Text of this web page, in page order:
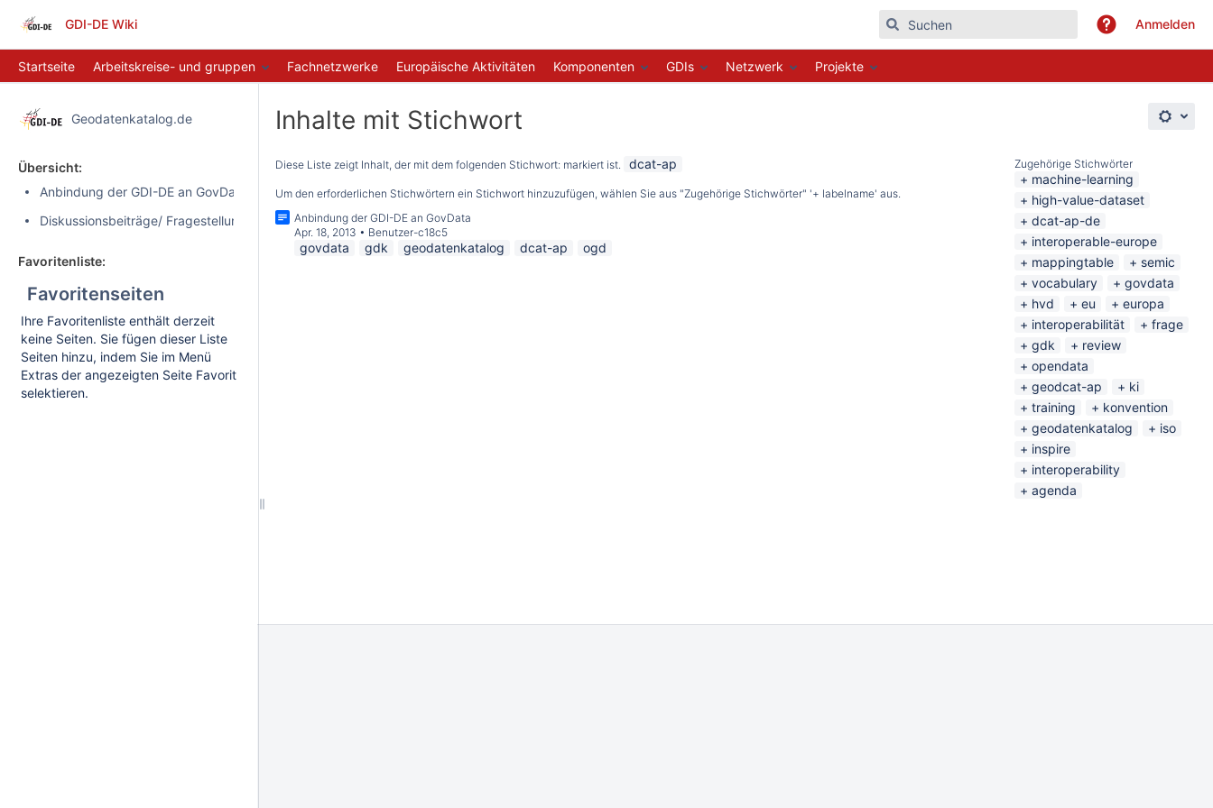
GDI-DE Wiki Anmelden
Startseite Arbeitskreise- und gruppen Fachnetzwerke Europäische Aktivitäten Komponenten GDIs Netzwerk Projekte
Geodatenkatalog.de
Übersicht:
Anbindung der GDI-DE an GovData
Diskussionsbeiträge/ Fragestellungen
Favoritenliste:
Favoritenseiten
Ihre Favoritenliste enthält derzeit
keine Seiten. Sie fügen dieser Liste
Seiten hinzu, indem Sie im Menü
Extras der angezeigten Seite Favorit
selektieren.
Inhalte mit Stichwort
Zugehörige Stichwörter
machine-learning
high-value-dataset
dcat-ap-de
interoperable-europe
mappingtable
semic
vocabulary
govdata
hvd
eu
europa
interoperabilität
frage
gdk
review
opendata
geodcat-ap
ki
training
konvention
geodatenkatalog
iso
inspire
interoperability
agenda
Diese Liste zeigt Inhalt, der mit dem folgenden Stichwort: markiert ist. dcat-ap
Um den erforderlichen Stichwörtern ein Stichwort hinzuzufügen, wählen Sie aus "Zugehörige Stichwörter" '+ labelname' aus.
Anbindung der GDI-DE an GovData
Apr. 18, 2013 • Benutzer-c18c5
govdata gdk geodatenkatalog dcat-ap ogd